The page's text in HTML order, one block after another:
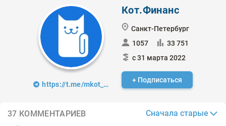
https://t.me/mkot_finance
Кот.Финанс
Санкт-Петербург
1057
33 751
с 31 марта 2022
+ Подписаться
37 КОММЕНТАРИЕВ Сначала старые